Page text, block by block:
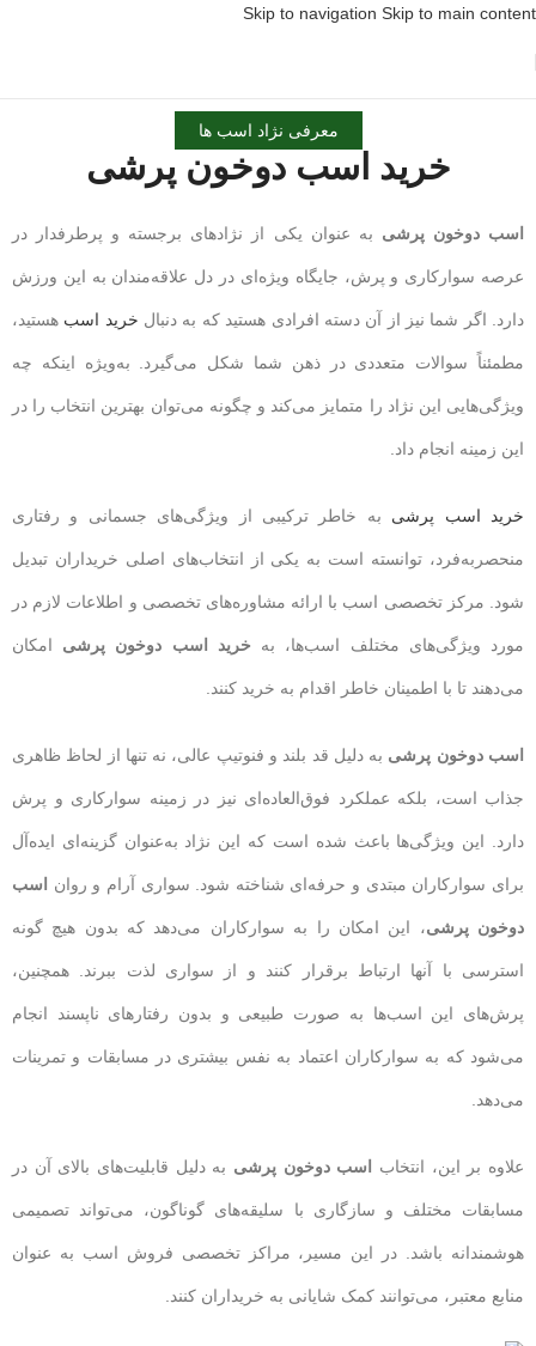
Skip to navigation Skip to main content
معرفی نژاد اسب ها
خرید اسب دوخون پرشی
اسب دوخون پرشی به عنوان یکی از نژادهای برجسته و پرطرفدار در
عرصه سوارکاری و پرش، جایگاه ویژه‌ای در دل علاقه‌مندان به این ورزش
دارد. اگر شما نیز از آن دسته افرادی هستید که به دنبال خرید اسب هستید،
مطمئناً سوالات متعددی در ذهن شما شکل می‌گیرد. به‌ویژه اینکه چه
ویژگی‌هایی این نژاد را متمایز می‌کند و چگونه می‌توان بهترین انتخاب را در
این زمینه انجام داد.
خرید اسب پرشی به خاطر ترکیبی از ویژگی‌های جسمانی و رفتاری
منحصربه‌فرد، توانسته است به یکی از انتخاب‌های اصلی خریداران تبدیل
شود. مرکز تخصصی اسب با ارائه مشاوره‌های تخصصی و اطلاعات لازم در
مورد ویژگی‌های مختلف اسب‌ها، به خرید اسب دوخون پرشی امکان
می‌دهند تا با اطمینان خاطر اقدام به خرید کنند.
اسب دوخون پرشی به دلیل قد بلند و فنوتیپ عالی، نه تنها از لحاظ ظاهری
جذاب است، بلکه عملکرد فوق‌العاده‌ای نیز در زمینه سوارکاری و پرش
دارد. این ویژگی‌ها باعث شده است که این نژاد به‌عنوان گزینه‌ای ایده‌آل
برای سوارکاران مبتدی و حرفه‌ای شناخته شود. سواری آرام و روان اسب
دوخون پرشی، این امکان را به سوارکاران می‌دهد که بدون هیچ گونه
استرسی با آنها ارتباط برقرار کنند و از سواری لذت ببرند. همچنین،
پرش‌های این اسب‌ها به صورت طبیعی و بدون رفتارهای ناپسند انجام
می‌شود که به سوارکاران اعتماد به نفس بیشتری در مسابقات و تمرینات
می‌دهد.
علاوه بر این، انتخاب اسب دوخون پرشی به دلیل قابلیت‌های بالای آن در
مسابقات مختلف و سازگاری با سلیقه‌های گوناگون، می‌تواند تصمیمی
هوشمندانه باشد. در این مسیر، مراکز تخصصی فروش اسب به عنوان
منابع معتبر، می‌توانند کمک شایانی به خریداران کنند.